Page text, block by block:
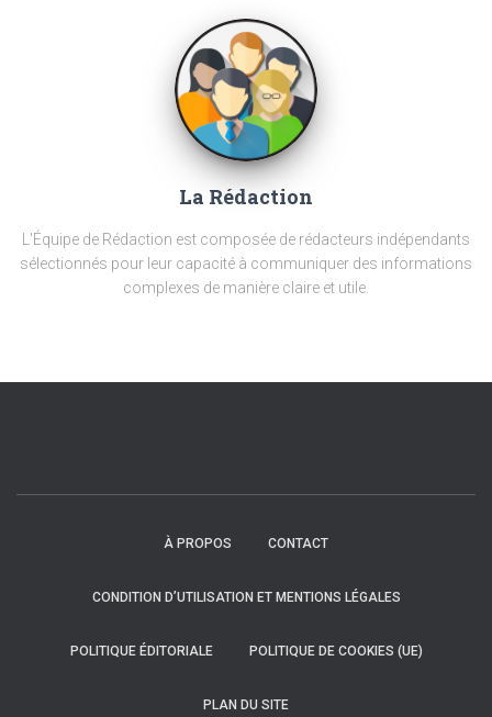
La Rédaction
L'Équipe de Rédaction est composée de rédacteurs indépendants
sélectionnés pour leur capacité à communiquer des informations
complexes de manière claire et utile.
À PROPOS CONTACT
CONDITION D’UTILISATION ET MENTIONS LÉGALES
POLITIQUE ÉDITORIALE POLITIQUE DE COOKIES (UE)
PLAN DU SITE